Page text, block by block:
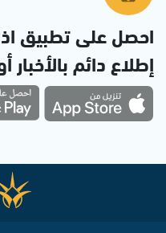
احصل على تطبيق
إطلاع دائم بالأخبار